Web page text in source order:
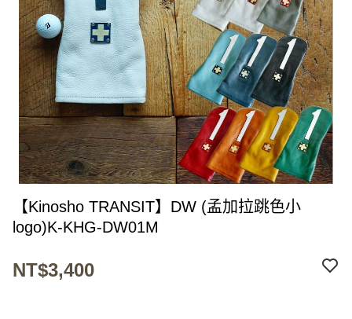
【Kinosho TRANSIT】DW (孟加拉跳色小
logo)K-KHG-DW01M
NT$3,400